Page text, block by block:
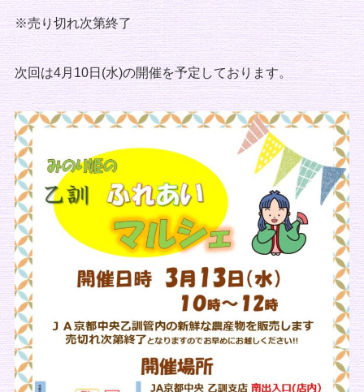
※売り切れ次第終了
次回は4月10日(水)の開催を予定しております。